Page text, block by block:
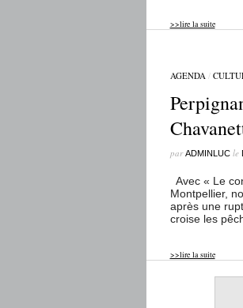
>>lire la suite
AGENDA/
parADMINLUCle
Avec « Le
Montpellier,
après une
croise les
>>lire la suite